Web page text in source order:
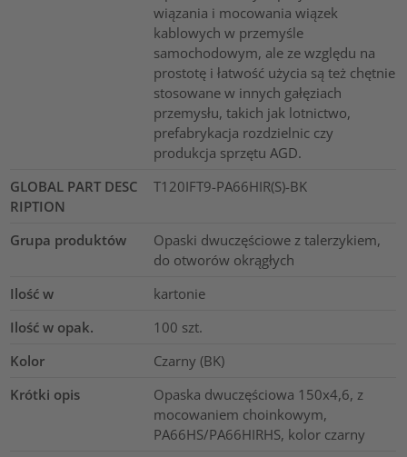
wiązania i mocowania wiązek
kablowych w przemyśle
samochodowym, ale ze względu na
prostotę i łatwość użycia są też chętnie
stosowane w innych gałęziach
przemysłu, takich jak lotnictwo,
prefabrykacja rozdzielnic czy
produkcja sprzętu AGD.
GLOBAL PART DESC
RIPTION
T120IFT9-PA66HIR(S)-BK
Grupa produktów
Opaski dwuczęściowe z talerzykiem,
do otworów okrągłych
Ilość w
kartonie
Ilość w opak.
100 szt.
Kolor
Czarny (BK)
Krótki opis
Opaska dwuczęściowa 150x4,6, z
mocowaniem choinkowym,
PA66HS/PA66HIRHS, kolor czarny